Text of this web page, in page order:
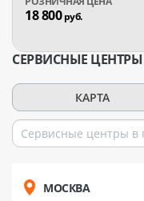
18 800руб.
СЕРВИСНЫЕ ЦЕНТРЫ
КАРТА
МОСКВА